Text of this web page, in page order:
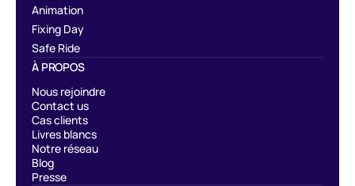
Animation
Fixing Day
Safe Ride
À PROPOS
Nous rejoindre
Contact us
Cas clients
Livres blancs
Notre réseau
Blog
Presse